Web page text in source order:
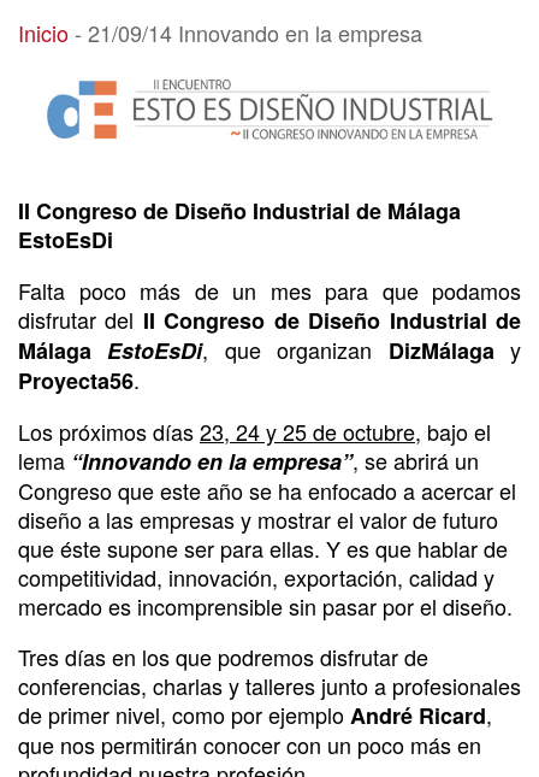
21/09/14 Innovando en la empresa
Inicio- 21/09/14 Innovando en la empresa
II Congreso de Diseño Industrial de Málaga
EstoEsDi
Falta poco más de un mes para que podamos
disfrutar del II Congreso de Diseño Industrial de
MálagaEstoEsDi, que organizan DizMálaga y
Proyecta56.
Los próximos días23, 24 y 25 de octubre, bajo el
lema “Innovando en la empresa”, se abrirá un
Congreso que este año se ha enfocado a acercar el
diseño a las empresas y mostrar el valor de futuro
que éste supone ser para ellas. Y es que hablar de
competitividad, innovación, exportación, calidad y
mercado es incomprensible sin pasar por el diseño.
Tres días en los que podremos disfrutar de
conferencias, charlas y talleres junto a profesionales
de primer nivel, como por ejemploAndré Ricard,
que nos permitirán conocer con un poco más en